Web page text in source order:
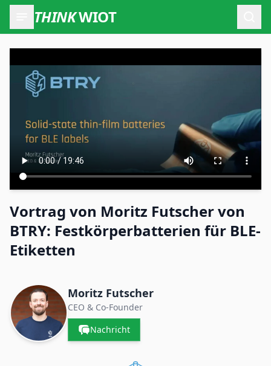
THINKWIOT
Vortrag von Moritz Futscher von
BTRY: Festkörperbatterien für BLE-
Etiketten
Kontakte & Unternehmen
Moritz Futscher
CEO & Co-Founder
Nachricht